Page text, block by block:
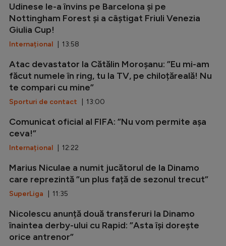
Udinese le-a învins pe Barcelona și pe
Nottingham Forest și a câștigat Friuli Venezia
Giulia Cup!
Internațional | 13:58
Atac devastator la Cătălin Moroșanu: ”Eu mi-am
făcut numele în ring, tu la TV, pe chiloțăreală! Nu
te compari cu mine”
Sporturi de contact | 13:00
Comunicat oficial al FIFA: ”Nu vom permite așa
ceva!”
Internațional | 12:22
Marius Niculae a numit jucătorul de la Dinamo
care reprezintă ”un plus față de sezonul trecut”
SuperLiga | 11:35
Nicolescu anunță două transferuri la Dinamo
înaintea derby-ului cu Rapid: ”Asta își dorește
orice antrenor”